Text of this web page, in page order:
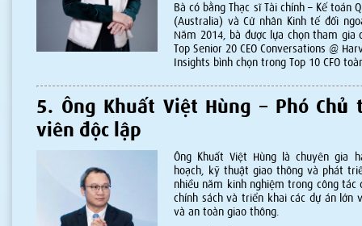
Bà có bằng Thạc sĩ Tài chính – Kế toán
(Australia) và Cử nhân Kinh tế đối
Năm 2014, bà được lựa chọn tham gia
Top Senior 20 CEO Conversations @
Insights bình chọn trong Top 10 CFO
5. Ông Khuất Việt Hùng – Phó Chủ
viên độc lập
Ông Khuất Việt Hùng là chuyên gia
hoạch, kỹ thuật giao thông và phát
nhiều năm kinh nghiệm trong công tác
chính sách và triển khai các dự án lớn
và an toàn giao thông.